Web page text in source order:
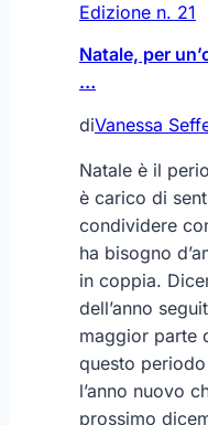
Edizione n. 21
Natale, per
…
diVanessa
Natale è il
è carico di
condividere
ha bisogno
in coppia.
dell’anno
maggior parte
questo
l’anno nuovo
prossimo